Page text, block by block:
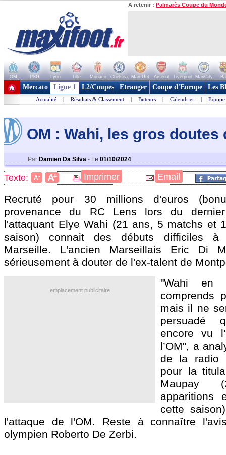
A retenir : Palmarès Coupe du
OM PSG Lyon Lille Monaco Chelsea Man Utd Arsenal Liverpool ManCity
+ de clubs
Mercato Ligue 1 L2/Coupes Etranger Coupe d'Europe Les
Actualité | Résultats & Classement | Buteurs | Calendrier | Equipe
OM : Wahi, les gros doutes
Par Damien Da Silva - Le 01/10/2024
Texte: A- A+ Imprimer Email
Recruté pour 30 millions d'euros
provenance du RC Lens lors du
l'attaquant Elye Wahi (21 ans, 5 matchs et
saison) connait des débuts difficiles à
Marseille. L'ancien Marseillais Eric Di
sérieusement à douter de l'ex-talent de
emplacement publicitaire
"Wahi en
comprends
mais il ne
persuadé
encore vu
l’OM", a
de la radio
pour la
Maupay
cette
l'attaque de l'OM. Reste à connaître
olympien Roberto De Zerbi.